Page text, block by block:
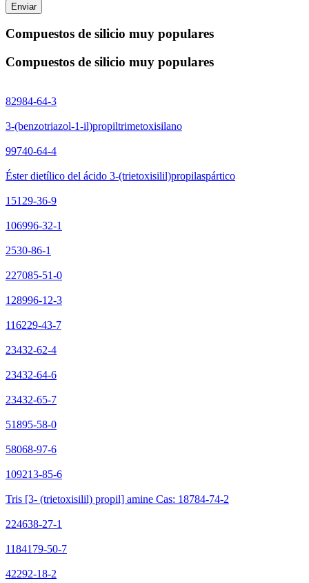
Enviar
Compuestos de silicio muy populares
Compuestos de silicio muy populares
82984-64-3
3-(benzotriazol-1-il)propiltrimetoxisilano
99740-64-4
Éster dietílico del ácido 3-(trietoxisilil)propilaspártico
15129-36-9
106996-32-1
2530-86-1
227085-51-0
128996-12-3
116229-43-7
23432-62-4
23432-64-6
23432-65-7
51895-58-0
58068-97-6
109213-85-6
Tris [3- (trietoxisilil) propil] amine Cas: 18784-74-2
224638-27-1
1184179-50-7
42292-18-2